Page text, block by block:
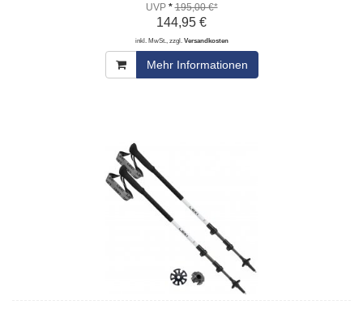
UVP * 195,00 €*
144,95 €
inkl. MwSt., zzgl. Versandkosten
Mehr Informationen